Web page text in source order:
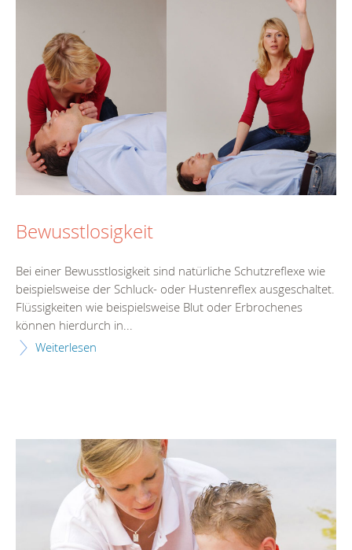
Bewusstlosigkeit
Bei einer Bewusstlosigkeit sind natürliche Schutzreflexe wie
beispielsweise der Schluck- oder Hustenreflex ausgeschaltet.
Flüssigkeiten wie beispielsweise Blut oder Erbrochenes
können hierdurch in...
Weiterlesen